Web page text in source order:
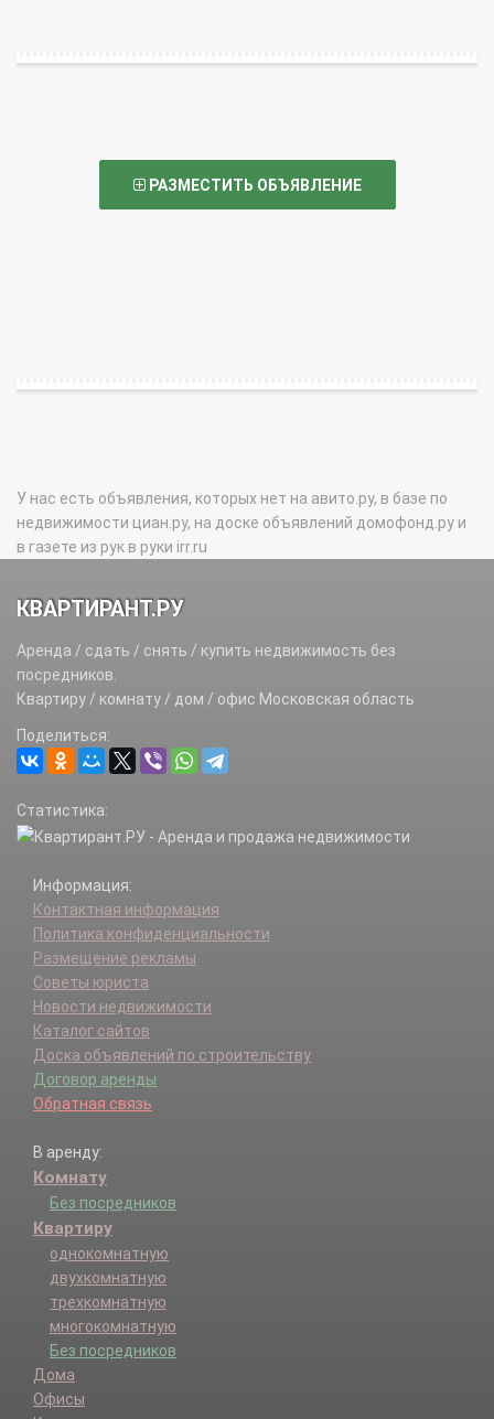
РАЗМЕСТИТЬ ОБЪЯВЛЕНИЕ
У нас есть объявления, которых нет на авито.ру, в базе по
недвижимости циан.ру, на доске объявлений домофонд.ру и
в газете из рук в руки irr.ru
КВАРТИРАНТ.РУ
Аренда / сдать / снять / купить недвижимость без
посредников.
Квартиру / комнату / дом / офис Московская область
Поделиться:
Статистика:
Информация:
Контактная информация
Политика конфиденциальности
Размещение рекламы
Советы юриста
Новости недвижимости
Каталог сайтов
Доска объявлений по строительству
Договор аренды
Обратная связь
В аренду:
Комнату
Без посредников
Квартиру
однокомнатную
двухкомнатную
трехкомнатную
многокомнатную
Без посредников
Дома
Офисы